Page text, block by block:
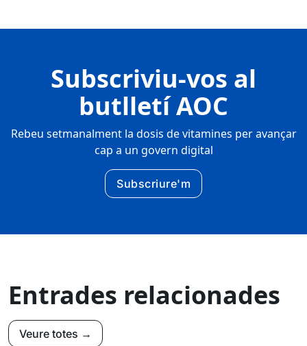
Subscriviu-vos al
butlletí AOC
Rebeu setmanalment la dosis de vitamines per avançar
cap a un govern digital
Subscriure'm
Entrades relacionades
Veure totes →